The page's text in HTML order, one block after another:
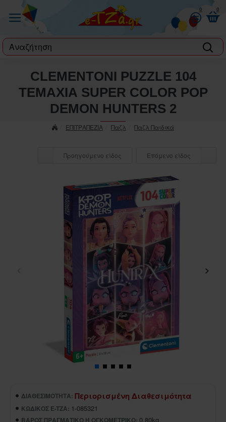
0 0
label
ΕΠΙΤΡΑΠΕΖΙΑ Παζλ Παζλ Παιδικά
CLEMENTONI PUZZLE 104
ΤΕΜΑΧΙΑ SUPER COLOR POP
DEMON HUNTERS 2
Προηγούμενο είδος Επόμενο είδος
ΔΙΑΘΕΣΙΜΌΤΗΤΑ: Περιορισμένη Διαθεσιμότητα
ΚΩΔΙΚΌΣ E-TZA: 1-085321
ΒΆΡΟΣ ΠΡΑΓΜΑΤΙΚΌ Ή ΟΓΚΟΜΕΤΡΙΚΌ: 0.80kg